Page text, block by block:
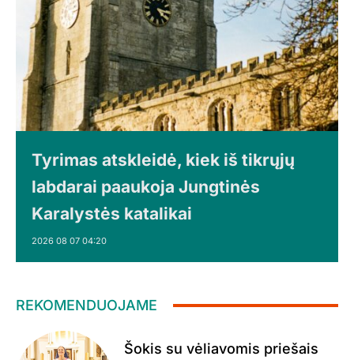
Tyrimas atskleidė, kiek iš tikrųjų
labdarai paaukoja Jungtinės
Karalystės katalikai
2026 08 07 04:20
REKOMENDUOJAME
Šokis su vėliavomis priešais